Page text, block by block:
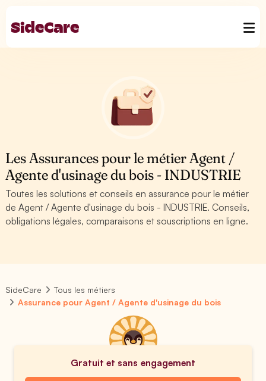
Les Assurances pour le métier Agent /
Agente d'usinage du bois - INDUSTRIE
Toutes les solutions et conseils en assurance pour le métier
de Agent / Agente d'usinage du bois - INDUSTRIE. Conseils,
obligations légales, comparaisons et souscriptions en ligne.
SideCare
Tous les métiers
Assurance pour Agent / Agente d'usinage du bois
Gratuit et sans engagement